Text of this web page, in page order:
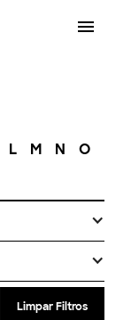
L M N O
Limpar Filtros